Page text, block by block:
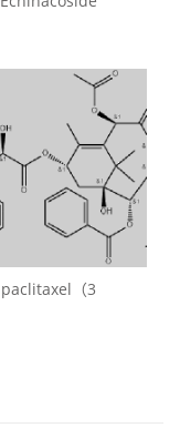
paclitaxel（3